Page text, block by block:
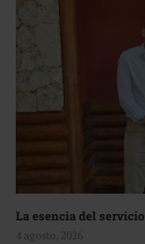
La esencia del servicio
4 agosto, 2026